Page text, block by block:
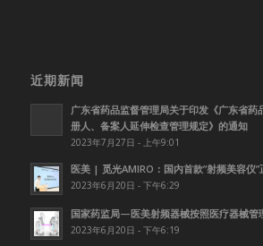
近期新闻
广东省药品监督管理局关于印发《广东省药
册人、备案人延伸检查管理规定》的通知
2023年7月27日 - 上午9:01
医美 | 觅光AMIRO：国内首款”射频美容仪”
2023年6月20日 - 下午6:29
国家药监局—医美射频器械按照医疗器械管
2023年6月20日 - 下午6:19